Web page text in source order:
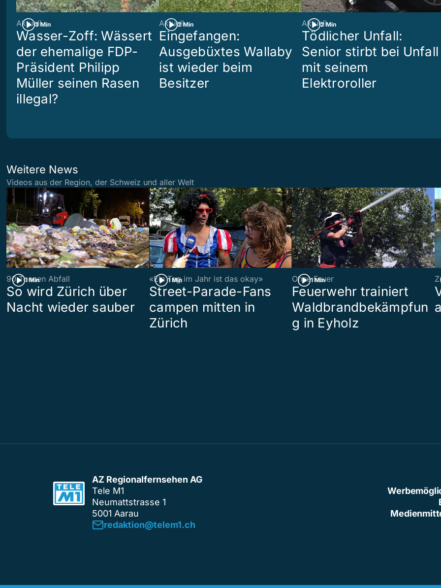
3 Min
Aktuell
Wasser-Zoff: Wässert
der ehemalige FDP-
Präsident Philipp
Müller seinen Rasen
illegal?
2 Min
Aktuell
Eingefangen:
Ausgebüxtes Wallaby
ist wieder beim
Besitzer
2 Min
Aktuell
Tödlicher Unfall:
Senior stirbt bei Unfall
mit seinem
Elektroroller
Weitere News
Videos aus der Region, der Schweiz und aller Welt
1 Min
90 Tonnen Abfall
So wird Zürich über
Nacht wieder sauber
1 Min
«Ein Tag im Jahr ist das okay»
Street-Parade-Fans
campen mitten in
Zürich
1 Min
Ohne Feuer
Feuerwehr trainiert
Waldbrandbekämpfun
g in Eyholz
AZ Regionalfernsehen AG
Tele M1
Neumattstrasse 1
5001 Aarau
redaktion@telem1.ch